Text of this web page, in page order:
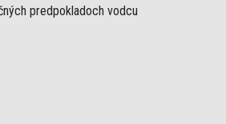
predpokladoch vodcu